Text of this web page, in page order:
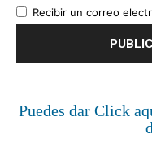
Recibir un correo
Puedes dar Click